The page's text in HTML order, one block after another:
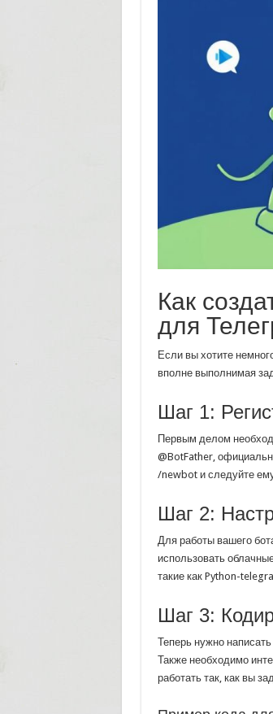
Как
для
Если вы хотите
вполне выполнимая
Шаг 1:
Первым делом
@BotFather,
/newbot и следуйте
Шаг 2:
Для работы вашего
использовать
такие как Python-
Шаг 3:
Теперь нужно
Также необходимо
работать так, как вы